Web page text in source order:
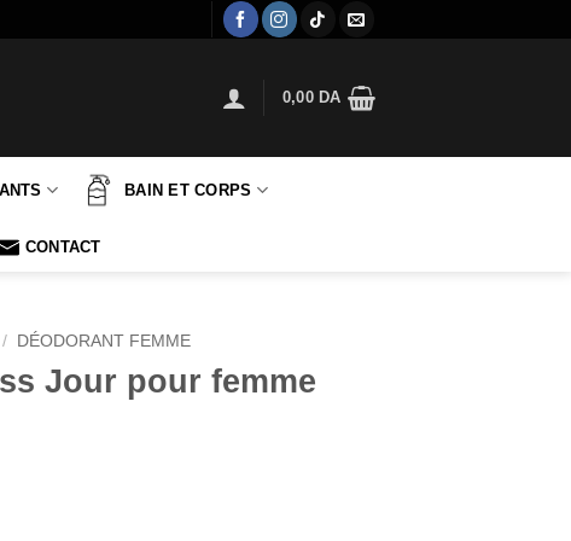
0,00 DA
BAIN ET CORPS
CONTACT
/ DÉODORANT FEMME
Jour pour femme